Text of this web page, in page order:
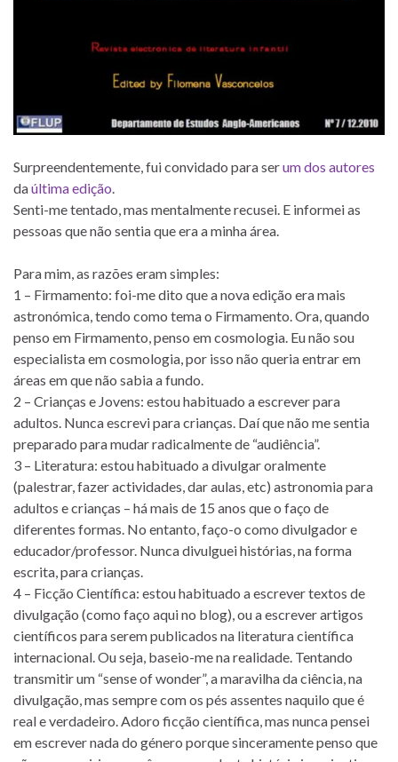
Surpreendentemente, fui convidado para serum dos autores
daúltima edição
Senti-me tentado, mas mentalmente recusei. E informei as
pessoas que não sentia que era a minha área.
Para mim, as razões eram simples:
1 – Firmamento: foi-me dito que a nova edição era mais
astronómica, tendo como tema o Firmamento. Ora, quando
penso em Firmamento, penso em cosmologia. Eu não sou
especialista em cosmologia, por isso não queria entrar em
áreas em que não sabia a fundo.
2 – Crianças e Jovens: estou habituado a escrever para
adultos. Nunca escrevi para crianças. Daí que não me sentia
preparado para mudar radicalmente de “audiência”.
3 – Literatura: estou habituado a divulgar oralmente
(palestrar, fazer actividades, dar aulas, etc) astronomia para
adultos e crianças – há mais de 15 anos que o faço de
diferentes formas. No entanto, faço-o como divulgador e
educador/professor. Nunca divulguei histórias, na forma
escrita, para crianças.
4 – Ficção Científica: estou habituado a escrever textos de
divulgação (como faço aqui no blog), ou a escrever artigos
científicos para serem publicados na literatura científica
internacional. Ou seja, baseio-me na realidade. Tentando
transmitir um “sense of wonder”, a maravilha da ciência, na
divulgação, mas sempre com os pés assentes naquilo que é
real e verdadeiro. Adoro ficção científica, mas nunca pensei
em escrever nada do género porque sinceramente penso que